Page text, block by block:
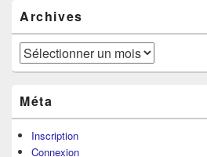
Archives
Archives
Méta
Inscription
Connexion